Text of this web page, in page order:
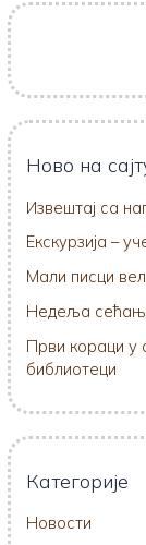
Ново на
Извештај са
Екскурзија –
Мали писци
Недеља
Први кораци у
библиотеци
Категорије
Новости